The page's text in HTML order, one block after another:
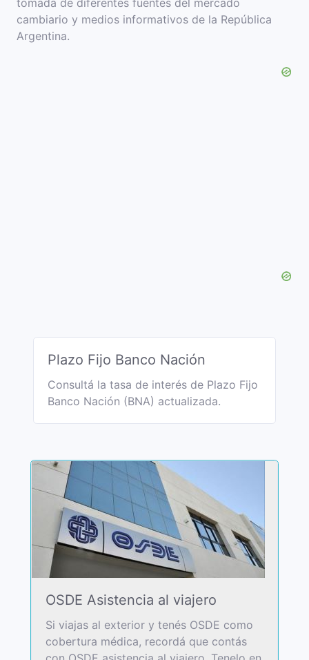
tomada de diferentes fuentes del mercado
cambiario y medios informativos de la República
Argentina.
Plazo Fijo Banco Nación
Consultá la tasa de interés de Plazo Fijo
Banco Nación (BNA) actualizada.
OSDE Asistencia al viajero
Si viajas al exterior y tenés OSDE como
cobertura médica, recordá que contás